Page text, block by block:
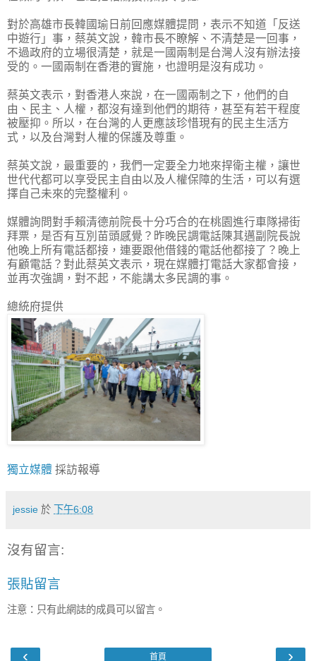
對於高雄市長韓國瑜日前回應媒體提問，表示不知道「反送
中遊行」事，蔡英文說，韓市長不瞭解、不清楚是一回事，
不過政府的立場很清楚，就是一國兩制是台灣人沒有辦法接
受的。一國兩制在香港的實施，也證明是沒有成功。
蔡英文表示，對香港人來說，在一國兩制之下，他們的自
由、民主、人權，都沒有達到他們的期待，甚至有若干程度
被壓抑。所以，在台灣的人更應該珍惜現有的民主生活方
式，以及台灣對人權的保護及尊重。
蔡英文說，最重要的，我們一定要全力地來捍衛主權，讓世
世代代都可以享受民主自由以及人權保障的生活，可以有選
擇自己未來的完整權利。
媒體詢問對手賴清德前院長十分巧合的在桃園進行車隊掃街
拜票，是否有互別苗頭感覺？昨晚民調電話陳其邁副院長說
他晚上所有電話都接，連要跟他借錢的電話他都接了？晚上
有顧電話？對此蔡英文表示，現在媒體打電話大家都會接，
並再次強調，對不起，不能講太多民調的事。
總統府提供
獨立媒體 採訪報導
jessie 於 下午6:08
沒有留言:
張貼留言
注意：只有此網誌的成員可以留言。
‹ ›
首頁